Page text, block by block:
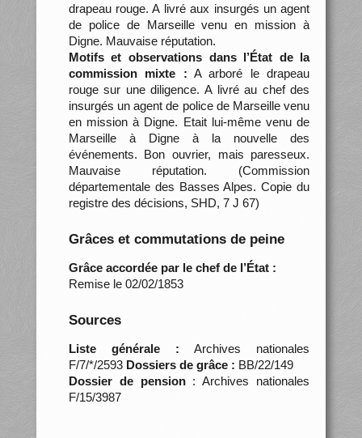
drapeau rouge. A livré aux insurgés un agent
de police de Marseille venu en mission à
Digne. Mauvaise réputation.
Motifs et observations dans l’État de la
commission mixte : A arboré le drapeau
rouge sur une diligence. A livré au chef des
insurgés un agent de police de Marseille venu
en mission à Digne. Etait lui-même venu de
Marseille à Digne à la nouvelle des
événements. Bon ouvrier, mais paresseux.
Mauvaise réputation. (Commission
départementale des Basses Alpes. Copie du
registre des décisions, SHD, 7 J 67)
Grâces et commutations de peine
Grâce accordée par le chef de l’État :
Remise le 02/02/1853
Sources
Liste générale : Archives nationales
F/7/*/2593 Dossiers de grâce : BB/22/149
Dossier de pension: Archives nationales
F/15/3987